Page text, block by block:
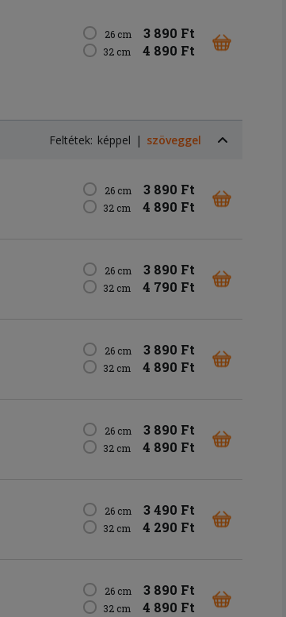
26 cm 3 890 Ft
32 cm 4 890 Ft
Feltétek: képpel szöveggel
26 cm 3 890 Ft
32 cm 4 890 Ft
26 cm 3 890 Ft
32 cm 4 790 Ft
26 cm 3 890 Ft
32 cm 4 890 Ft
26 cm 3 890 Ft
32 cm 4 890 Ft
26 cm 3 490 Ft
32 cm 4 290 Ft
26 cm 3 890 Ft
32 cm 4 890 Ft